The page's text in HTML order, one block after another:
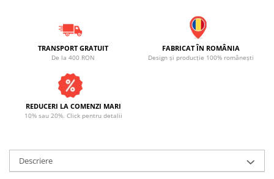
TRANSPORT GRATUIT
De la 400 RON
FABRICAT ÎN ROMÂNIA
Design și producție 100% românești
REDUCERI LA COMENZI MARI
10% sau 20%. Click pentru detalii
Descriere